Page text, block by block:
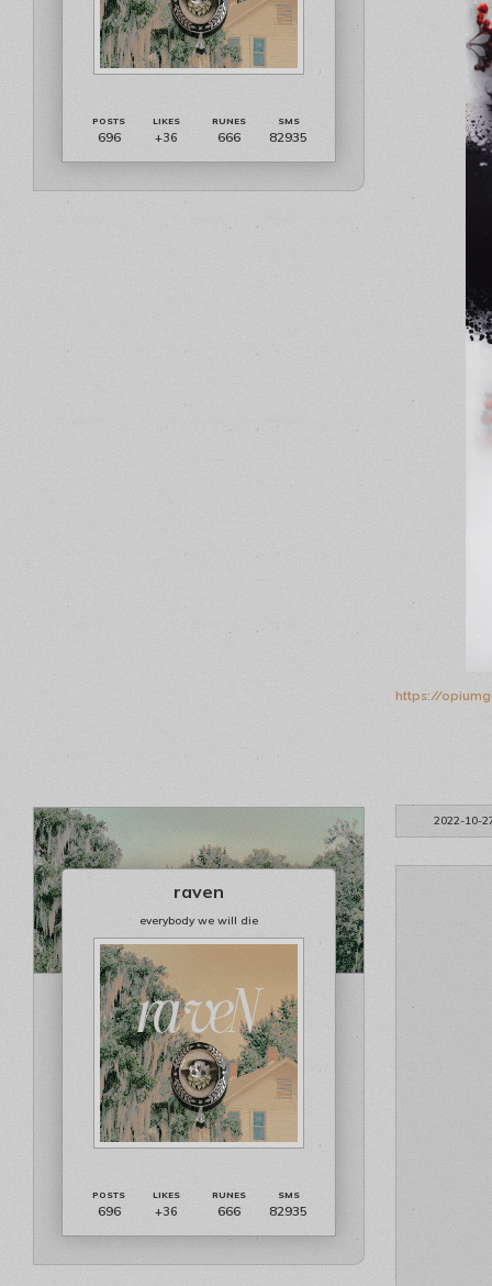
696 +36 666 82935
https://
2022-10-
raven
everybody we will die
696 +36 666 82935